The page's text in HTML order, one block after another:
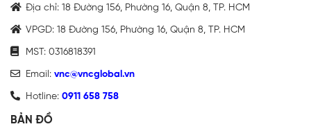
Địa chỉ: 18 Đường 156, Phường 16, Quận 8, TP. HCM
VPGD: 18 Đường 156, Phường 16, Quận 8, TP. HCM
MST: 0316818391
Email: vnc@vncglobal.vn
Hotline: 0911 658 758
BẢN ĐỒ